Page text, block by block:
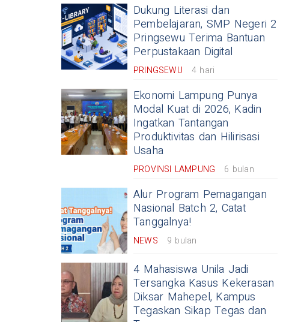
Dukung Literasi dan
Pembelajaran, SMP Negeri 2
Pringsewu Terima Bantuan
Perpustakaan Digital
PRINGSEWU 4 hari
Ekonomi Lampung Punya
Modal Kuat di 2026, Kadin
Ingatkan Tantangan
Produktivitas dan Hilirisasi
Usaha
PROVINSI LAMPUNG 6 bulan
Alur Program Pemagangan
Nasional Batch 2, Catat
Tanggalnya!
NEWS 9 bulan
4 Mahasiswa Unila Jadi
Tersangka Kasus Kekerasan
Diksar Mahepel, Kampus
Tegaskan Sikap Tegas dan